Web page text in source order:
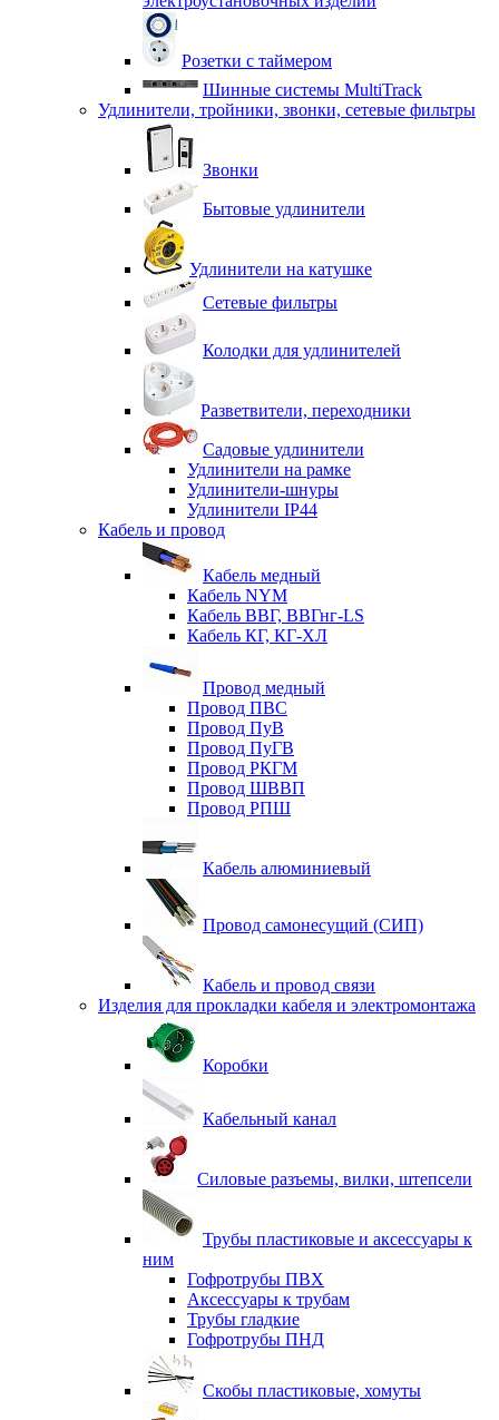
Розетки с таймером
Шинные системы MultiTrack
Удлинители, тройники, звонки, сетевые фильтры
Звонки
Бытовые удлинители
Удлинители на катушке
Сетевые фильтры
Колодки для удлинителей
Разветвители, переходники
Садовые удлинители
Удлинители на рамке
Удлинители-шнуры
Удлинители IP44
Кабель и провод
Кабель медный
Кабель NYM
Кабель ВВГ, ВВГнг-LS
Кабель КГ, КГ-ХЛ
Провод медный
Провод ПВС
Провод ПуВ
Провод ПуГВ
Провод РКГМ
Провод ШВВП
Провод РПШ
Кабель алюминиевый
Провод самонесущий (СИП)
Кабель и провод связи
Изделия для прокладки кабеля и электромонтажа
Коробки
Кабельный канал
Силовые разъемы, вилки, штепсели
Трубы пластиковые и аксессуары к
ним
Гофротрубы ПВХ
Аксессуары к трубам
Трубы гладкие
Гофротрубы ПНД
Скобы пластиковые, хомуты